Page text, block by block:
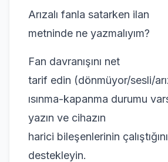
Arızalı fanla satarken ilan
metninde ne yazmalıyım?
Fan davranışını net
tarif edin (dönmüyor/sesli/
ısınma-kapanma durumu
yazın ve cihazın
harici bileşenlerinin
destekleyin.